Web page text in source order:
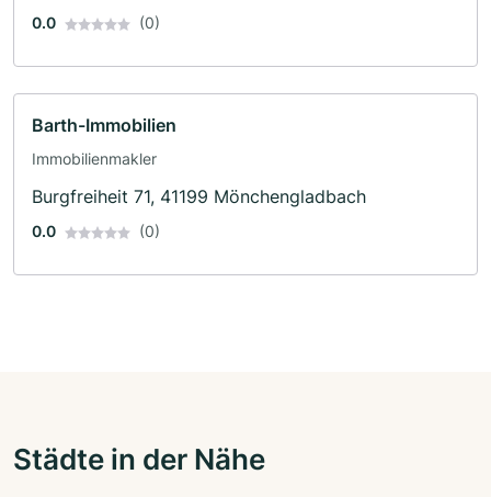
0.0 (0)
Barth-Immobilien
Immobilienmakler
Burgfreiheit 71, 41199 Mönchengladbach
0.0 (0)
Städte in der Nähe